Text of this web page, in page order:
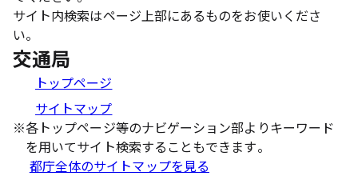
サイト内検索はページ上部にあるものをお使いくださ
い。
交通局
トップページ
サイトマップ
※各トップページ等のナビゲーション部よりキーワード
を用いてサイト検索することもできます。
都庁全体のサイトマップを見る